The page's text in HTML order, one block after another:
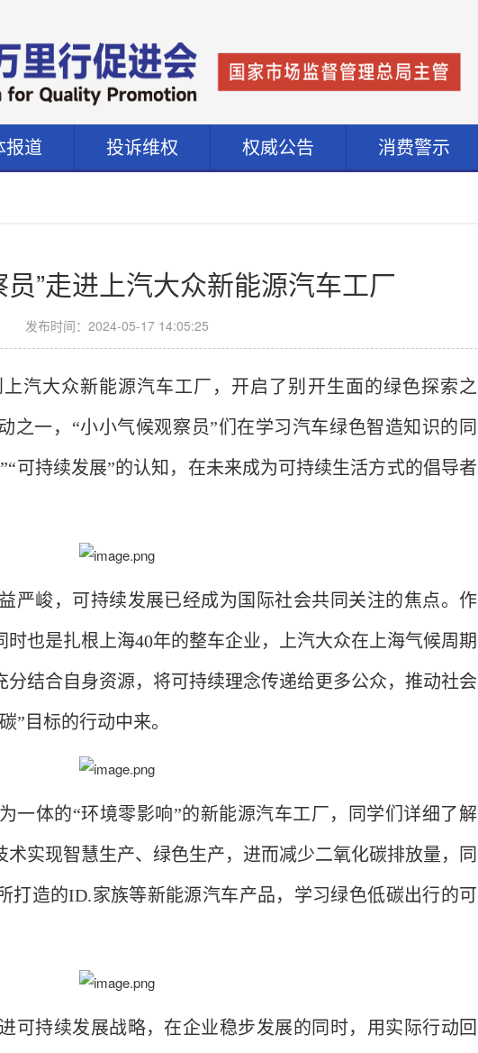
报道 投诉维权 权威公告 消费警示
员”走进上汽大众新能源汽车工厂
发布时间：2024-05-17 14:05:25
汽大众新能源汽车工厂，开启了别开生面的绿色探索之
之一，“小小气候观察员”们在学习汽车绿色智造知识的同
可持续发展”的认知，在未来成为可持续生活方式的倡导者
严峻，可持续发展已经成为国际社会共同关注的焦点。作
也是扎根上海40年的整车企业，上汽大众在上海气候周期
结合自身资源，将可持续理念传递给更多公众，推动社会
”目标的行动中来。
一体的“环境零影响”的新能源汽车工厂，同学们详细了解
实现智慧生产、绿色生产，进而减少二氧化碳排放量，同
打造的ID.家族等新能源汽车产品，学习绿色低碳出行的可
可持续发展战略，在企业稳步发展的同时，用实际行动回